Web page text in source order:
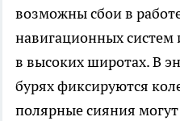
возможны сбои в
навигационных систем
в высоких широтах. В
бурях фиксируются
полярные сияния